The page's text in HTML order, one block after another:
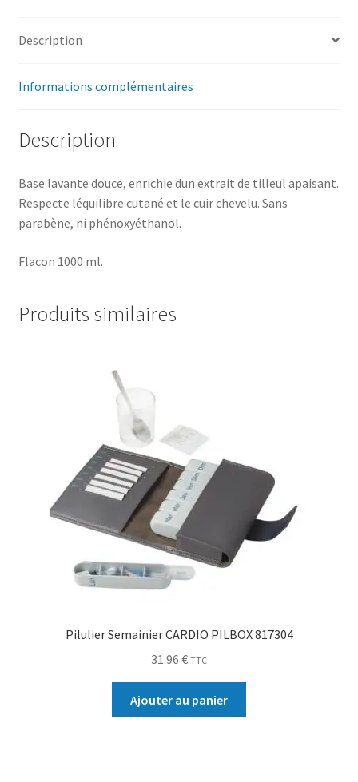
Description
Informations complémentaires
Description
Base lavante douce, enrichie dun extrait de tilleul apaisant.
Respecte léquilibre cutané et le cuir chevelu. Sans
parabène, ni phénoxyéthanol.
Flacon 1000 ml.
Produits similaires
Pilulier Semainier CARDIO PILBOX 817304
31.96 € TTC
Ajouter au panier